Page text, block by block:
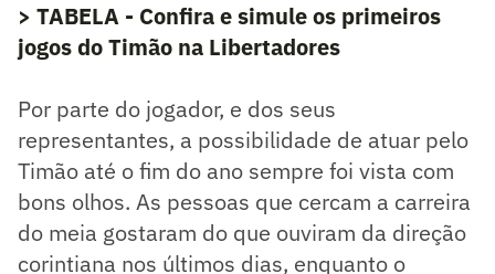
> TABELA - Confira e simule os primeiros
jogos do Timão na Libertadores
Por parte do jogador, e dos seus
representantes, a possibilidade de atuar pelo
Timão até o fim do ano sempre foi vista com
bons olhos. As pessoas que cercam a carreira
do meia gostaram do que ouviram da direção
corintiana nos últimos dias, enquanto o